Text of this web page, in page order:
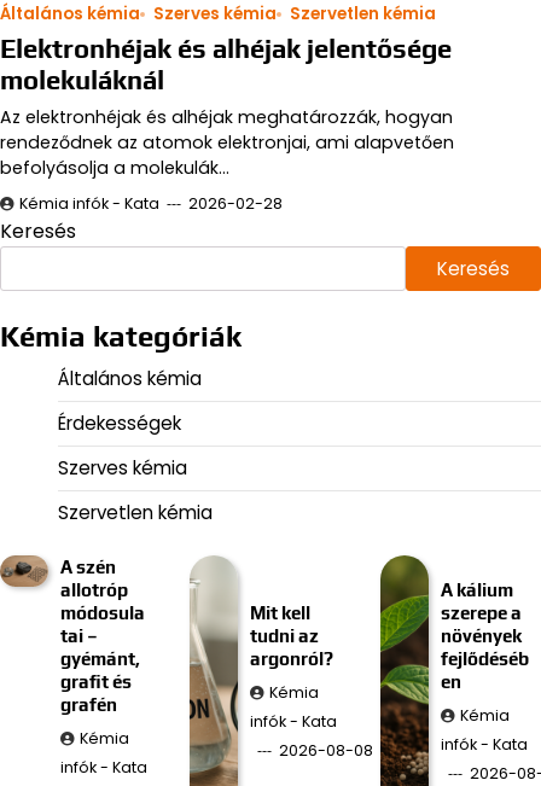
Általános kémia Szerves kémia Szervetlen kémia
Elektronhéjak és alhéjak jelentősége
molekuláknál
Az elektronhéjak és alhéjak meghatározzák, hogyan
rendeződnek az atomok elektronjai, ami alapvetően
befolyásolja a molekulák…
Kémia infók - Kata 2026-02-28
Keresés
Keresés
Kémia kategóriák
Általános kémia
Érdekességek
Szerves kémia
Szervetlen kémia
A szén
allotróp
módosula
tai –
gyémánt,
grafit és
grafén
Kémia
infók - Kata
Mit kell
tudni az
argonról?
Kémia
infók - Kata
2026-08-08
A kálium
szerepe a
növények
fejlődéséb
en
Kémia
infók - Kata
2026-